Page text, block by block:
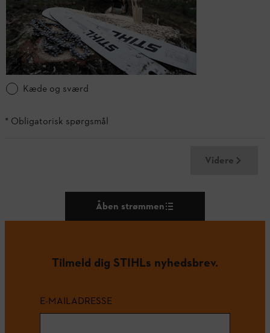
Kæde og sværd
* Obligatorisk spørgsmål
Videre
Åben strømmen
Tilmeld dig STIHLs nyhedsbrev.
E-MAILADRESSE